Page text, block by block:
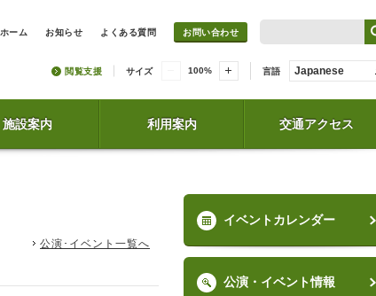
ホーム お知らせ よくある質問 お問い合わせ
閲覧支援 サイズ 100% 言語 Japanese
施設案内 利用案内 交通アクセス
公演･イベント一覧へ
イベントカレンダー
公演・イベント情報